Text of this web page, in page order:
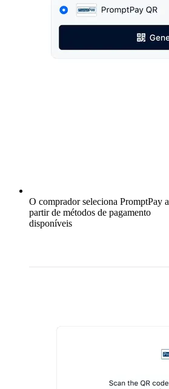
O comprador seleciona PromptPay a
partir de métodos de pagamento
disponíveis